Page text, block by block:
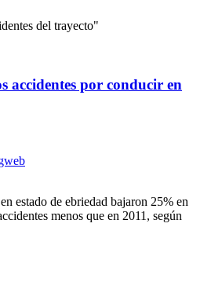
del trayecto"
accidentes por conducir en
estado de ebriedad bajaron 25% en
menos que en 2011, según